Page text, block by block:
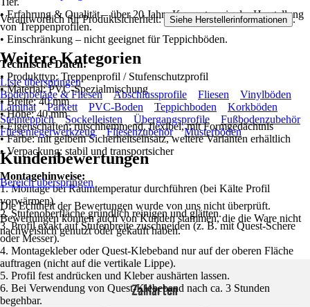
• Erfahrung & Qualität – über 20 Jahre Kompetenz in der Herstellung
von Treppenprofilen.
• Einschränkung – nicht geeignet für Teppichböden.
Technische Daten:
• Produkttyp: Treppenprofil / Stufenschutzprofil
• Material: PVC-Spezialmischung
• Breite: 40 mm
• Höhe: 40 mm
• Eigenschaften: rutschhemmend, flexibel, mit Formgedächtnis
• Farbe: mit gelbem Sicherheitseinsatz, weitere Varianten erhältlich
• Verpackung: stabil und transportsicher
Montagehinweise:
1. Montage bei Raumtemperatur durchführen (bei Kälte Profil
vorwärmen).
2. Stufenoberfläche gründlich reinigen und glätten.
3. Profil exakt auf Stufenbreite zuschneiden (z. B. mit Quest-Schere
oder Messer).
4. Montagekleber oder Quest-Klebeband nur auf der oberen Fläche
auftragen (nicht auf die vertikale Lippe).
5. Profil fest andrücken und Kleber aushärten lassen.
6. Bei Verwendung von Quest-Klebeband nach ca. 3 Stunden
begehbar.
Verantwortlich für Produktsicherheit: Siehe Herstellerinformationen .
Weitere Kategorien
Liste überspringen
Bodenbeläge & Fliesen
Abschlussprofile Fliesen
Vinylböden
Laminat
Parkett PVC-Boden Teppichboden
Korkböden
Steinteppich
Sockelleisten Übergangsprofile
Fußbodenzubehör
Fliesenlegerwerkzeug
Fliesenzubehör Musterböden
Kundenbewertungen
Bereich überspringen
Die Echtheit der Bewertungen wurde von uns nicht überprüft.
Bewertungen können auch von Kunden stammen, die die Ware nicht
nachweislich genutzt oder gekauft haben.
Zahlarten